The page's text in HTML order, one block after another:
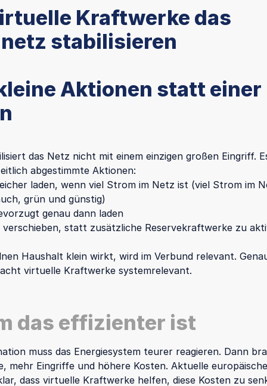
Kraftwerke das
stabilisieren
Aktionen statt einer
das Netz nicht mit einem einzigen großen Eingriff.
abgestimmte Aktionen:
laden, wenn viel Strom im Netz ist (viel Strom im
grün und günstig)
genau dann laden
verschieben, statt zusätzliche Reservekraftwerke zu
Haushalt klein wirkt, wird im Verbund relevant.
virtuelle Kraftwerke systemrelevant.
das effizienter ist
muss das Energiesystem teurer reagieren. Dann
mehr Eingriffe und höhere Kosten. Aktuelle
dass virtuelle Kraftwerke helfen, diese Kosten zu